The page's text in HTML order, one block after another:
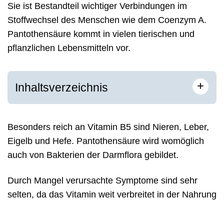
Sie ist Bestandteil wichtiger Verbindungen im
Stoffwechsel des Menschen wie dem Coenzym A.
Pantothensäure kommt in vielen tierischen und
pflanzlichen Lebensmitteln vor.
Inhaltsverzeichnis +
Besonders reich an Vitamin B5 sind Nieren, Leber,
Eigelb und Hefe. Pantothensäure wird womöglich
auch von Bakterien der Darmflora gebildet.
Durch Mangel verursachte Symptome sind sehr
selten, da das Vitamin weit verbreitet in der Nahrung